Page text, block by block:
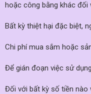
hoặc công bằng khác đối
Bất kỳ thiệt hại đặc biệt,
Chi phí mua sắm hoặc
Để gián đoạn việc sử
Đối với bất kỳ số tiền nào